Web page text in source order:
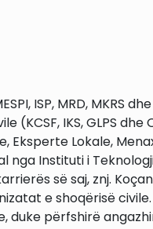
ISP, MRD, MKRS
(KCSF, IKS, GLPS
Eksperte Lokale,
nga Instituti i
së saj, znj.
e shoqërisë
duke përfshirë